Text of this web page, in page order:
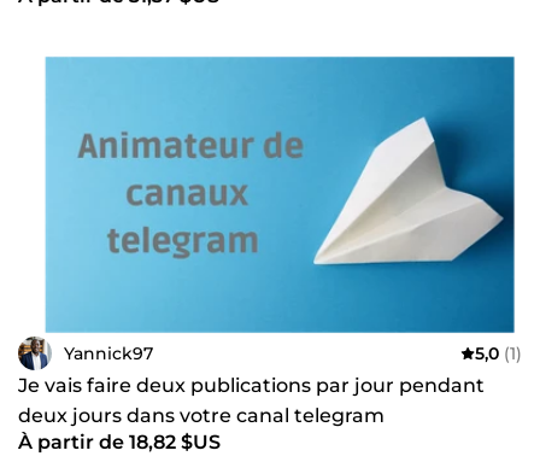
Yannick97 5,0 (1)
Je vais faire deux publications par jour pendant
deux jours dans votre canal telegram
À partir de 18,82 $US